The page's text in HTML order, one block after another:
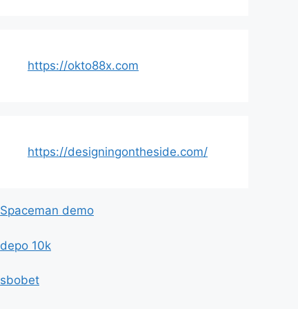
https://okto88x.com
https://designingontheside.com/
Spaceman demo
depo 10k
sbobet